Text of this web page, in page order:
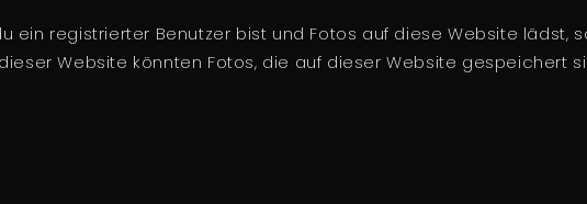
ein registrierter Benutzer bist und Fotos auf diese Website lädst,
Website könnten Fotos, die auf dieser Website gespeichert